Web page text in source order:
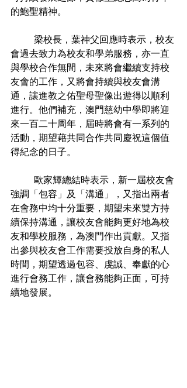
的鮑聖精神。
會過去致力為校友和學弟服務，亦一直
與學校合作無間，未來將會繼續支持校
友會的工作，又將會持續與校友會溝
通，讓進教之佑聖母聖像出遊得以順利
進行。他們補充，澳門慈幼中學即將迎
來一百二十周年，屆時將會有一系列的
活動，期望藉共同合作共同慶祝這個值
得紀念的日子。
強調「包容」及「溝通」，又指出兩者
在會務中均十分重要，期望未來雙方持
續保持溝通，讓校友會能夠更好地為校
友和學校服務，為澳門作出貢獻。又指
出參與校友會工作需要投放自身的私人
時間，期望透過包容、虔誠、奉獻的心
進行會務工作，讓會務能夠正面，可持
續地發展。